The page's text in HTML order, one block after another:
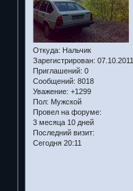
Откуда: Нальчик
Зарегистрирован: 07.10.2011
Приглашений: 0
Сообщений: 8018
Уважение: +1299
Пол: Мужской
Провел на форуме:
3 месяца 10 дней
Последний визит:
Сегодня 20:11